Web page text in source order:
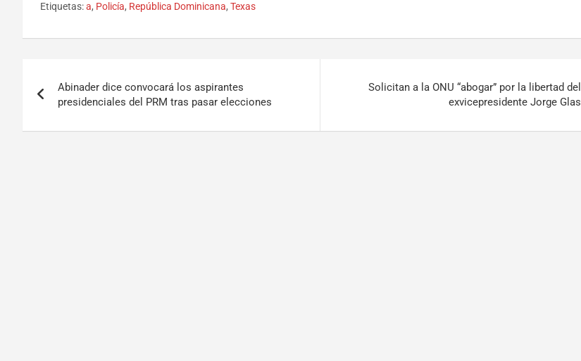
Etiquetas:a, Policía, República Dominicana, Texas
Abinader dice convocará los aspirantes
presidenciales del PRM tras pasar elecciones
Solicitan a la ONU “abogar” por la libertad del
exvicepresidente Jorge Glas